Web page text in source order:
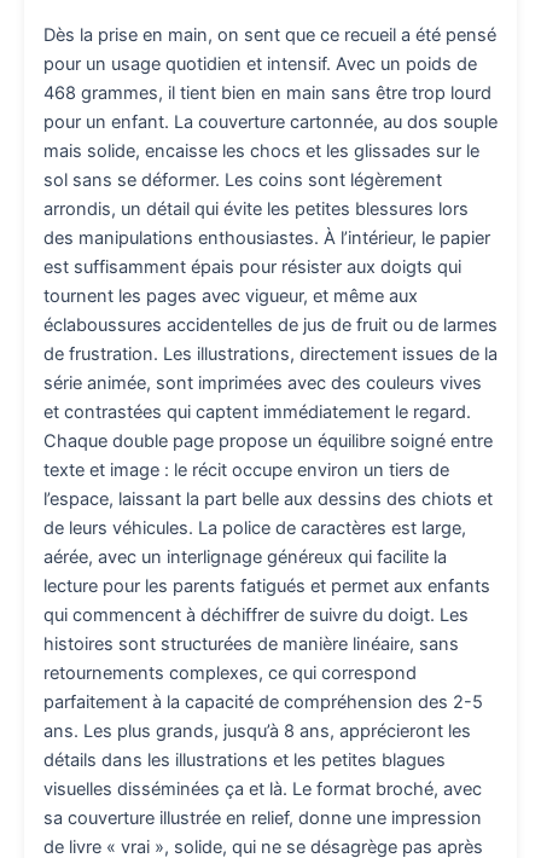
Dès la prise en main, on sent que ce recueil a été pensé
pour un usage quotidien et intensif. Avec un poids de
468 grammes, il tient bien en main sans être trop lourd
pour un enfant. La couverture cartonnée, au dos souple
mais solide, encaisse les chocs et les glissades sur le
sol sans se déformer. Les coins sont légèrement
arrondis, un détail qui évite les petites blessures lors
des manipulations enthousiastes. À l’intérieur, le papier
est suffisamment épais pour résister aux doigts qui
tournent les pages avec vigueur, et même aux
éclaboussures accidentelles de jus de fruit ou de larmes
de frustration. Les illustrations, directement issues de la
série animée, sont imprimées avec des couleurs vives
et contrastées qui captent immédiatement le regard.
Chaque double page propose un équilibre soigné entre
texte et image : le récit occupe environ un tiers de
l’espace, laissant la part belle aux dessins des chiots et
de leurs véhicules. La police de caractères est large,
aérée, avec un interlignage généreux qui facilite la
lecture pour les parents fatigués et permet aux enfants
qui commencent à déchiffrer de suivre du doigt. Les
histoires sont structurées de manière linéaire, sans
retournements complexes, ce qui correspond
parfaitement à la capacité de compréhension des 2-5
ans. Les plus grands, jusqu’à 8 ans, apprécieront les
détails dans les illustrations et les petites blagues
visuelles disséminées ça et là. Le format broché, avec
sa couverture illustrée en relief, donne une impression
de livre « vrai », solide, qui ne se désagrège pas après